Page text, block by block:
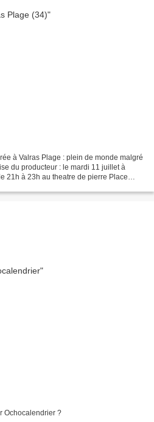
à Valras Plage : plein de monde malgré
du producteur : le mardi 11 juillet à
21h à 23h au theatre de pierre Place
Ochocalendrier ?